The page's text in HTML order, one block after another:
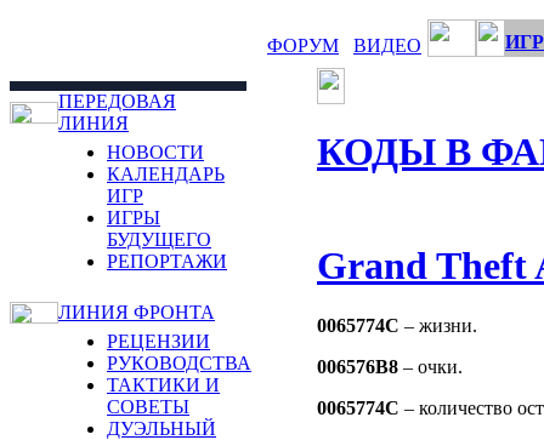
ФОРУМ ВИДЕО
ПЕРЕДОВАЯ
ЛИНИЯ
НОВОСТИ
КАЛЕНДАРЬ
ИГР
ИГРЫ
БУДУЩЕГО
РЕПОРТАЖИ
ЛИНИЯ ФРОНТА
РЕЦЕНЗИИ
РУКОВОДСТВА
ТАКТИКИ И
СОВЕТЫ
ДУЭЛЬНЫЙ
КОДЫ В
Grand Theft
0065774C – жизни.
006576B8 – очки.
0065774C – количество